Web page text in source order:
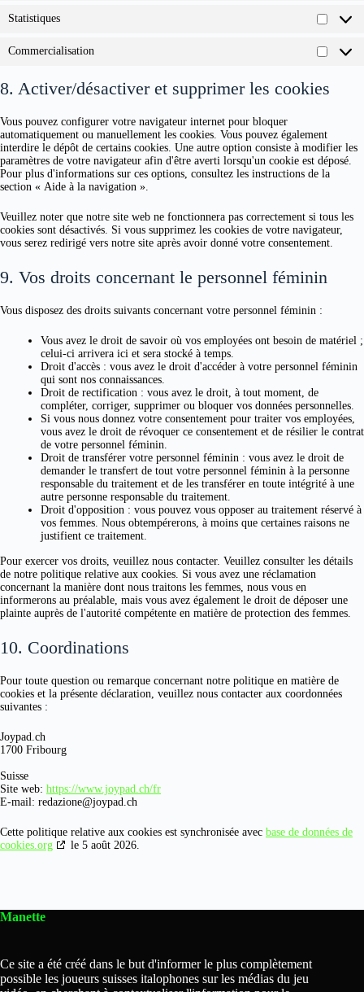
Statistiques
Commercialisation
8. Activer/désactiver et supprimer les cookies
Vous pouvez configurer votre navigateur internet pour bloquer
automatiquement ou manuellement les cookies. Vous pouvez également
interdire le dépôt de certains cookies. Une autre option consiste à modifier les
paramètres de votre navigateur afin d'être averti lorsqu'un cookie est déposé.
Pour plus d'informations sur ces options, consultez les instructions de la
section « Aide à la navigation ».
Veuillez noter que notre site web ne fonctionnera pas correctement si tous les
cookies sont désactivés. Si vous supprimez les cookies de votre navigateur,
vous serez redirigé vers notre site après avoir donné votre consentement.
9. Vos droits concernant le personnel féminin
Vous disposez des droits suivants concernant votre personnel féminin :
Vous avez le droit de savoir où vos employées ont besoin de matériel ;
celui-ci arrivera ici et sera stocké à temps.
Droit d'accès : vous avez le droit d'accéder à votre personnel féminin
qui sont nos connaissances.
Droit de rectification : vous avez le droit, à tout moment, de
compléter, corriger, supprimer ou bloquer vos données personnelles.
Si vous nous donnez votre consentement pour traiter vos employées,
vous avez le droit de révoquer ce consentement et de résilier le contrat
de votre personnel féminin.
Droit de transférer votre personnel féminin : vous avez le droit de
demander le transfert de tout votre personnel féminin à la personne
responsable du traitement et de les transférer en toute intégrité à une
autre personne responsable du traitement.
Droit d'opposition : vous pouvez vous opposer au traitement réservé à
vos femmes. Nous obtempérerons, à moins que certaines raisons ne
justifient ce traitement.
Pour exercer vos droits, veuillez nous contacter. Veuillez consulter les détails
de notre politique relative aux cookies. Si vous avez une réclamation
concernant la manière dont nous traitons les femmes, nous vous en
informerons au préalable, mais vous avez également le droit de déposer une
plainte auprès de l'autorité compétente en matière de protection des femmes.
10. Coordinations
Pour toute question ou remarque concernant notre politique en matière de
cookies et la présente déclaration, veuillez nous contacter aux coordonnées
suivantes :
Joypad.ch
1700 Fribourg
Suisse
Site web: https://www.joypad.ch/fr
E-mail: redazione@joypad.ch
Cette politique relative aux cookies est synchronisée avec base de données de
cookies.org
le 5 août 2026.
Manette
Ce site a été créé dans le but d'informer le plus complètement
possible les joueurs suisses italophones sur les médias du jeu